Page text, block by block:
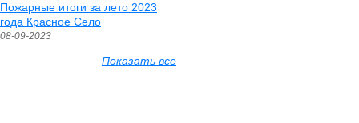
Пожарные итоги за лето 2023
года Красное Село
08-09-2023
Показать все